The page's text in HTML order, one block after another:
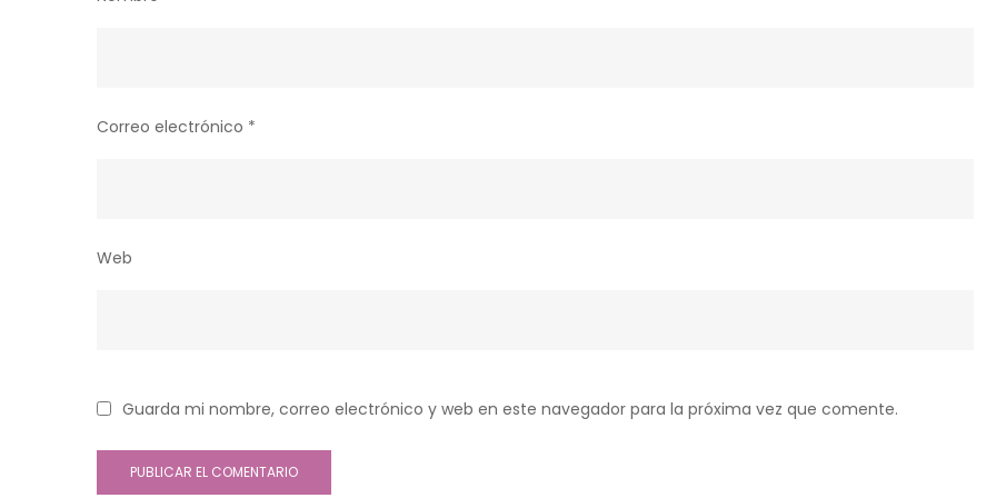
Correo electrónico *
Web
Guarda mi nombre, correo electrónico y web en este navegador para la próxima vez que comente.